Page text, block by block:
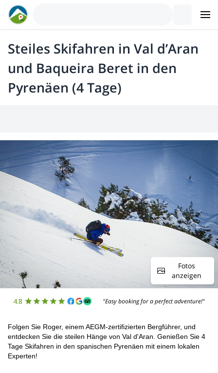
Steiles Skifahren in Val d’Aran
und Baqueira Beret in den
Pyrenäen (4 Tage)
Fotos
anzeigen
4.8 "Easy booking for a perfect adventure!"
Folgen Sie Roger, einem AEGM-zertifizierten Bergführer, und
entdecken Sie die steilen Hänge von Val d'Aran. Genießen Sie 4
Tage Skifahren in den spanischen Pyrenäen mit einem lokalen
Experten!